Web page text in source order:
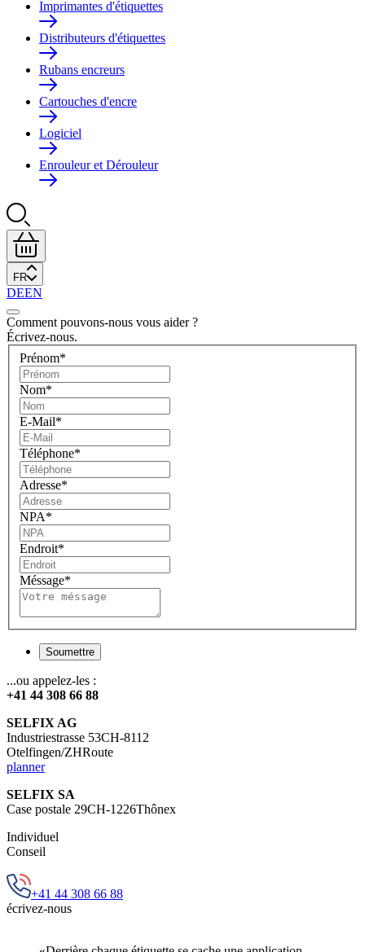
Imprimantes d'étiquettes
Distributeurs d'étiquettes
Rubans encreurs
Cartouches d'encre
Logiciel
Enrouleur et Dérouleur
FR
DEEN
Comment pouvons-nous vous aider ?
Écrivez-nous.
Prénom*
Nom*
E-Mail*
Téléphone*
Adresse*
NPA*
Endroit*
Méssage*
Soumettre
...ou appelez-les :
+41 44 308 66 88
SELFIX AG
Industriestrasse 53CH-8112
Otelfingen/ZHRoute
planner
SELFIX SA
Case postale 29CH-1226Thônex
Individuel
Conseil
+41 44 308 66 88
écrivez-nous